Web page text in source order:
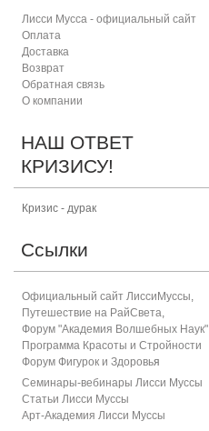
Лисси Мусса - официальный сайт
Оплата
Доставка
Возврат
Обратная связь
О компании
НАШ ОТВЕТ
КРИЗИСУ!
Кризис - дурак
Ссылки
Официальный сайт ЛиссиМуссы,
Путешествие на РайСвета,
Форум "Академия Волшебных Наук"
Программа Красоты и Стройности
Форум Фигурок и Здоровья
Семинары-вебинары Лисси Муссы
Статьи Лисси Муссы
Арт-Академия Лисси Муссы